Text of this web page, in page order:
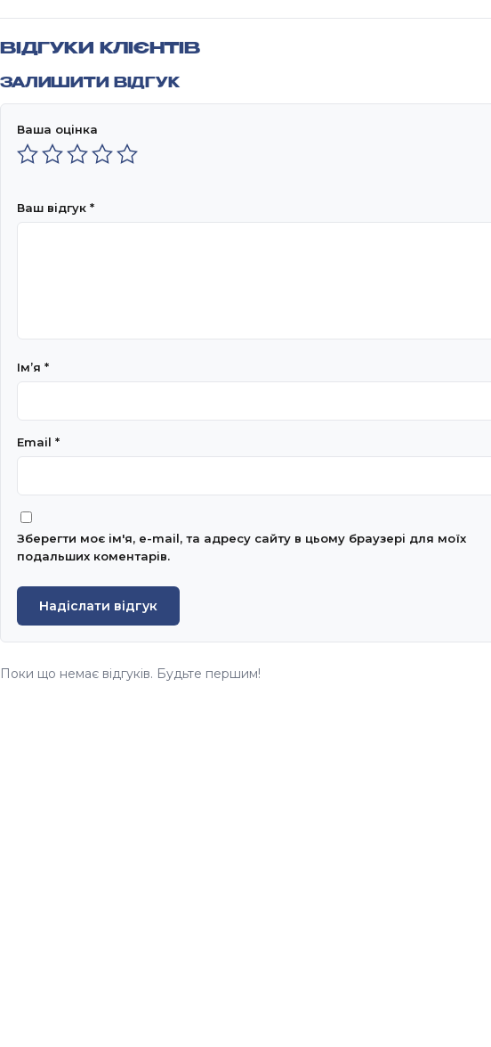
ВІДГУКИ КЛІЄНТІВ
ЗАЛИШИТИ ВІДГУК
Ваша оцінка
Ваш відгук *
Імʼя *
Email *
Зберегти моє ім'я, e-mail, та адресу сайту в цьому браузері для моїх
подальших коментарів.
Надіслати відгук
Поки що немає відгуків. Будьте першим!